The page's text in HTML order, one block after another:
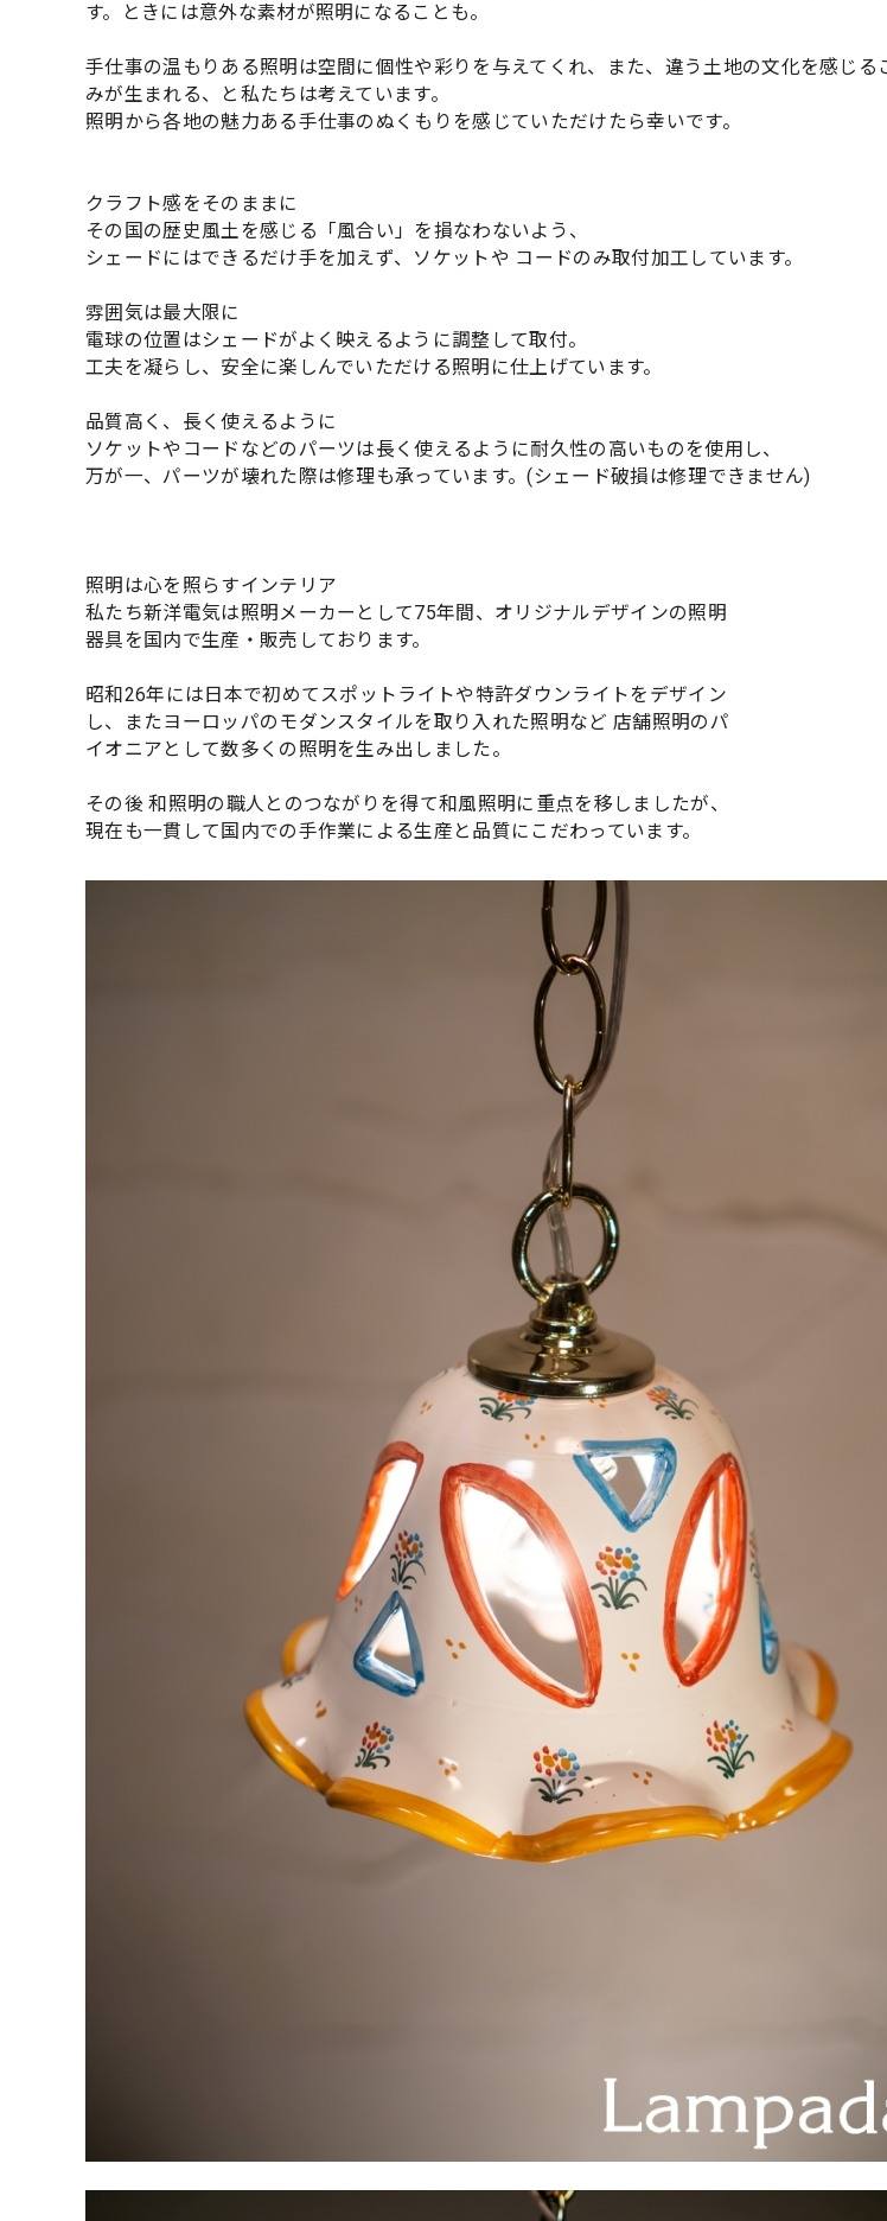
す。ときには意外な素材が照明になることも。
手仕事の温もりある照明は空間に個性や彩りを与えてくれ、また、違う土地の文化を感じる
みが生まれる、と私たちは考えています。
照明から各地の魅力ある手仕事のぬくもりを感じていただけたら幸いです。
クラフト感をそのままに
その国の歴史風土を感じる「風合い」を損なわないよう、
シェードにはできるだけ手を加えず、ソケットや コードのみ取付加工しています。
雰囲気は最大限に
電球の位置はシェードがよく映えるように調整して取付。
工夫を凝らし、安全に楽しんでいただける照明に仕上げています。
品質高く、長く使えるように
ソケットやコードなどのパーツは長く使えるように耐久性の高いものを使用し、
万が一、パーツが壊れた際は修理も承っています。(シェード破損は修理できません)
照明は心を照らすインテリア
私たち新洋電気は照明メーカーとして75年間、オリジナルデザインの照明
器具を国内で生産・販売しております。
昭和26年には日本で初めてスポットライトや特許ダウンライトをデザイン
し、またヨーロッパのモダンスタイルを取り入れた照明など 店舗照明のパ
イオニアとして数多くの照明を生み出しました。
その後 和照明の職人とのつながりを得て和風照明に重点を移しましたが、
現在も一貫して国内での手作業による生産と品質にこだわっています。